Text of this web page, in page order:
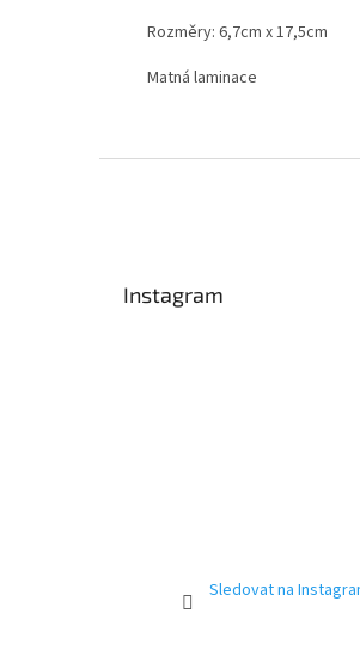
Rozměry: 6,7cm x 17,5cm
Matná laminace
Instagram
Sledovat na